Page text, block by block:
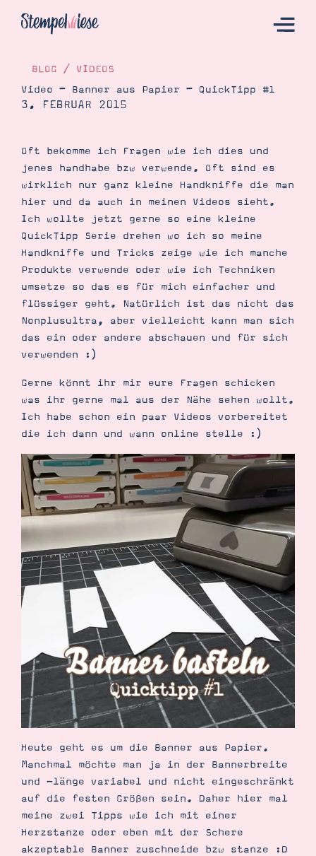
Katalog
Bestellen
Kontakt
Angebote
Demonstrator werden
Blog
Gutscheine
Produkte erklärt
Über mich
Über Stampin’ Up!
Tipps & Tricks
Ordnungstipps
Suche Impressum Datenschutz
BLOG / VIDEOS
Video – Banner aus Papier – QuickTipp #1
3. FEBRUAR 2015
Oft bekomme ich Fragen wie ich dies und
jenes handhabe bzw verwende. Oft sind es
wirklich nur ganz kleine Handkniffe die man
hier und da auch in meinen Videos sieht.
Ich wollte jetzt gerne so eine kleine
QuickTipp Serie drehen wo ich so meine
Handkniffe und Tricks zeige wie ich manche
Produkte verwende oder wie ich Techniken
umsetze so das es für mich einfacher und
flüssiger geht. Natürlich ist das nicht das
Nonplusultra, aber vielleicht kann man sich
das ein oder andere abschauen und für sich
verwenden :)
Gerne könnt ihr mir eure Fragen schicken
was ihr gerne mal aus der Nähe sehen wollt.
Ich habe schon ein paar Videos vorbereitet
die ich dann und wann online stelle :)
Heute geht es um die Banner aus Papier.
Manchmal möchte man ja in der Bannerbreite
und -länge variabel und nicht eingeschränkt
auf die festen Größen sein. Daher hier mal
meine zwei Tipps wie ich mit einer
Herzstanze oder eben mit der Schere
akzeptable Banner zuschneide bzw stanze :D